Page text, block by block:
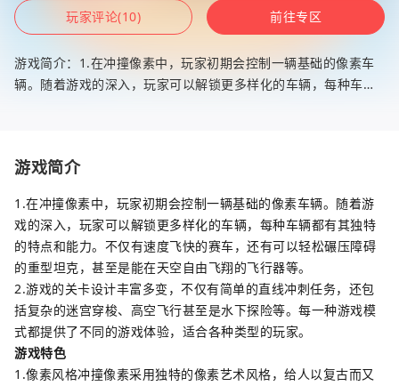
玩家评论(10) 前往专区
游戏简介：1.在冲撞像素中，玩家初期会控制一辆基础的像素车
辆。随着游戏的深入，玩家可以解锁更多样化的车辆，每种车辆
游戏简介
1.在冲撞像素中，玩家初期会控制一辆基础的像素车辆。随着游
戏的深入，玩家可以解锁更多样化的车辆，每种车辆都有其独特
的特点和能力。不仅有速度飞快的赛车，还有可以轻松碾压障碍
的重型坦克，甚至是能在天空自由飞翔的飞行器等。
2.游戏的关卡设计丰富多变，不仅有简单的直线冲刺任务，还包
括复杂的迷宫穿梭、高空飞行甚至是水下探险等。每一种游戏模
式都提供了不同的游戏体验，适合各种类型的玩家。
游戏特色
1.像素风格冲撞像素采用独特的像素艺术风格，给人以复古而又